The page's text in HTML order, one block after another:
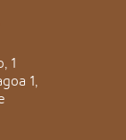
1
1,